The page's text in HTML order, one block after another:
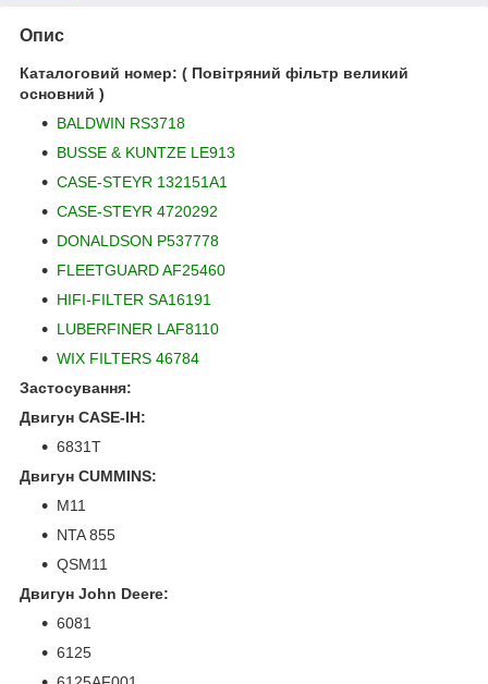
Опис
Каталоговий номер: ( Повітряний фільтр великий
основний )
BALDWIN RS3718
BUSSE & KUNTZE LE913
CASE-STEYR 132151A1
CASE-STEYR 4720292
DONALDSON P537778
FLEETGUARD AF25460
HIFI-FILTER SA16191
LUBERFINER LAF8110
WIX FILTERS 46784
Застосування:
Двигун CASE-IH:
6831T
Двигун CUMMINS:
M11
NTA 855
QSM11
Двигун John Deere:
6081
6125